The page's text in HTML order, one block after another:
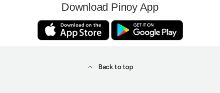
Download Pinoy App
Back to top